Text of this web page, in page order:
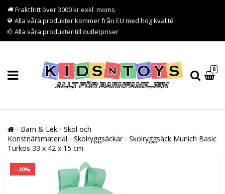
Fraktfritt över 3000 kr exkl. moms
Alla våra produkter kommer från EU med hög kvalité
Alla våra produkter till outletpriser
0
Barn & Lek
Skol och
Konstnärsmaterial
Skolryggsäckar
Skolryggsäck Munich Basic
Turkos 33 x 42 x 15 cm
- 30%